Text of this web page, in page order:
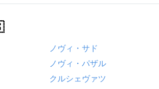
ノヴィ・サド
ノヴィ・パザル
クルシェヴァツ